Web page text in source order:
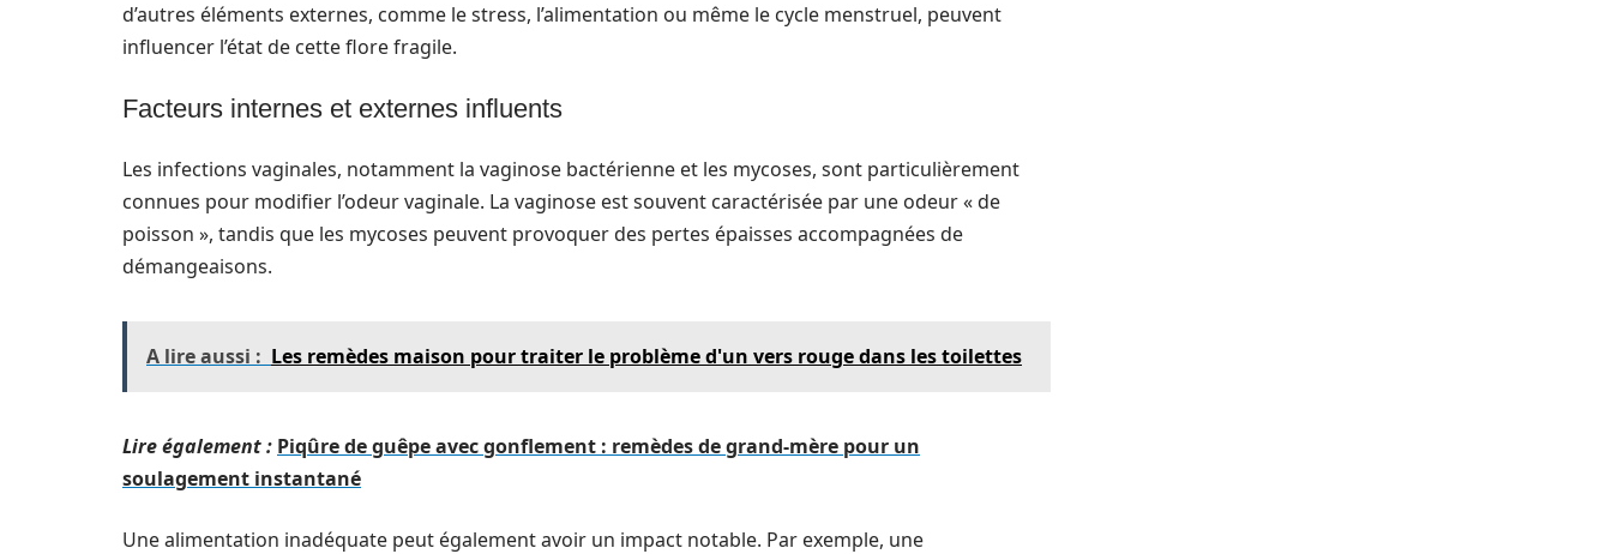
d’autres éléments externes, comme le stress, l’alimentation ou même le cycle menstruel, peuvent
influencer l’état de cette flore fragile.
Facteurs internes et externes influents
Les infections vaginales, notamment la vaginose bactérienne et les mycoses, sont particulièrement
connues pour modifier l’odeur vaginale. La vaginose est souvent caractérisée par une odeur « de
poisson », tandis que les mycoses peuvent provoquer des pertes épaisses accompagnées de
démangeaisons.
A lire aussi : Les remèdes maison pour traiter le problème d'un vers rouge dans les toilettes
Lire également : Piqûre de guêpe avec gonflement : remèdes de grand-mère pour un
soulagement instantané
Une alimentation inadéquate peut également avoir un impact notable. Par exemple, une